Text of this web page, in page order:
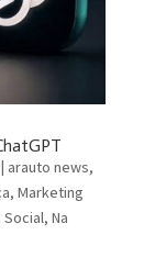
| arauto news,
, Marketing
Social, Na